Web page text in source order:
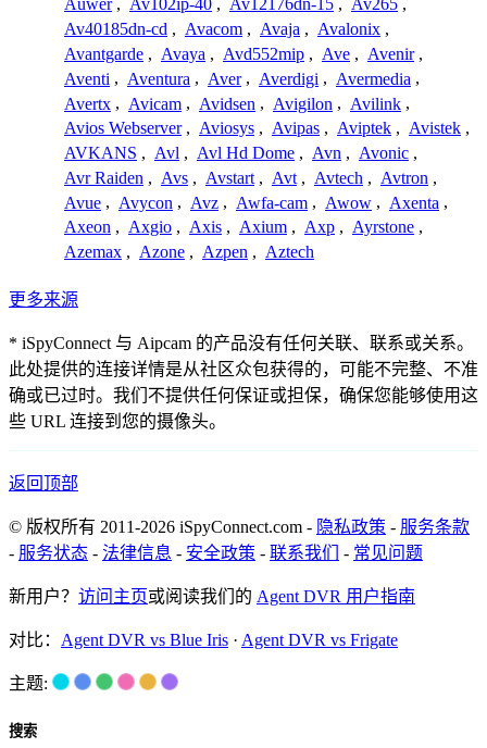
Auwer , Av102ip-40 , Av12176dn-15 , Av265 ,
Av40185dn-cd , Avacom , Avaja , Avalonix ,
Avantgarde , Avaya , Avd552mip , Ave , Avenir ,
Aventi , Aventura , Aver , Averdigi , Avermedia ,
Avertx , Avicam , Avidsen , Avigilon , Avilink ,
Avios Webserver , Aviosys , Avipas , Aviptek , Avistek ,
AVKANS , Avl , Avl Hd Dome , Avn , Avonic ,
Avr Raiden , Avs , Avstart , Avt , Avtech , Avtron ,
Avue , Avycon , Avz , Awfa-cam , Awow , Axenta ,
Axeon , Axgio , Axis , Axium , Axp , Ayrstone ,
Azemax , Azone , Azpen , Aztech
更多来源
* iSpyConnect 与 Aipcam 的产品没有任何关联、联系或关系。
此处提供的连接详情是从社区众包获得的，可能不完整、不准
确或已过时。我们不提供任何保证或担保，确保您能够使用这
些 URL 连接到您的摄像头。
返回顶部
© 版权所有 2011-2026 iSpyConnect.com - 隐私政策 - 服务条款
- 服务状态 - 法律信息 - 安全政策 - 联系我们 - 常见问题
新用户？ 访问主页或阅读我们的 Agent DVR 用户指南
对比： Agent DVR vs Blue Iris · Agent DVR vs Frigate
主题:
搜索